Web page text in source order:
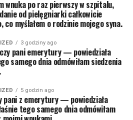
wnuka po raz pierwszy w szpitalu,
od pielęgniarki całkowicie
co myślałem o rodzinie mojego syna.
3 godziny ago
pani emerytury — powiedziała
samego dnia odmówiłam siedzenia
5 godzin ago
z emerytury — powiedziała
tego samego dnia odmówiłam